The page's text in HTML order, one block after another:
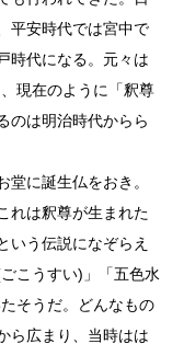
平安時代では宮中で
時代になる。元々は
現在のように「釈尊
のは明治時代からら
に誕生仏をおき。
れは釈尊が生まれた
いう伝説になぞらえ
こうすい)」「五色水
そうだ。どんなもの
ら広まり、当時はは